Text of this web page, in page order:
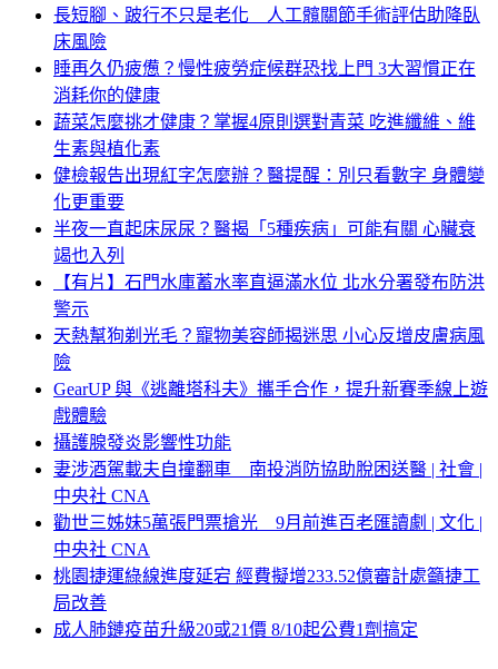
長短腳、跛行不只是老化 人工髖關節手術評估助降臥
床風險
睡再久仍疲憊？慢性疲勞症候群恐找上門 3大習慣正在
消耗你的健康
蔬菜怎麼挑才健康？掌握4原則選對青菜 吃進纖維、維
生素與植化素
健檢報告出現紅字怎麼辦？醫提醒：別只看數字 身體變
化更重要
半夜一直起床尿尿？醫揭「5種疾病」可能有關 心臟衰
竭也入列
【有片】石門水庫蓄水率直逼滿水位 北水分署發布防洪
警示
天熱幫狗剃光毛？寵物美容師揭迷思 小心反增皮膚病風
險
GearUP 與《逃離塔科夫》攜手合作，提升新賽季線上遊
戲體驗
攝護腺發炎影響性功能
妻涉酒駕載夫自撞翻車 南投消防協助脫困送醫 | 社會 |
中央社 CNA
勸世三姊妹5萬張門票搶光 9月前進百老匯讀劇 | 文化 |
中央社 CNA
桃園捷運綠線進度延宕 經費擬增233.52億審計處籲捷工
局改善
成人肺鏈疫苗升級20或21價 8/10起公費1劑搞定